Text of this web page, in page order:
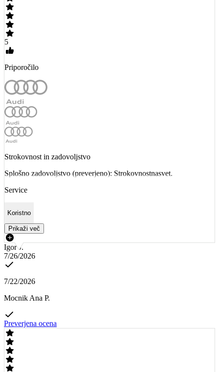
5
Priporočilo
Strokovnost in zadovoljstvo
Splošno zadovoljstvo (preverjeno): Strokovnostnasvet.
Service
Koristno
Prikaži več
Igor J.
7/26/2026
7/22/2026
Mocnik Ana P.
Preverjena ocena